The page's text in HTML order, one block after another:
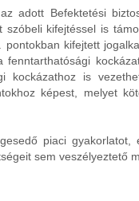
adott Befektetési
kifejtéssel is
kifejtett
kockázathoz is
képest, melyet
piaci gyakorlatot,
sem veszélyeztető